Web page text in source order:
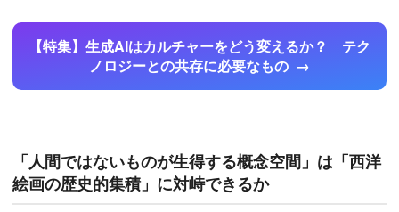
【特集】生成AIはカルチャーをどう変えるか？ テク
ノロジーとの共存に必要なもの
「人間ではないものが生得する概念空間」は「西洋
絵画の歴史的集積」に対峙できるか